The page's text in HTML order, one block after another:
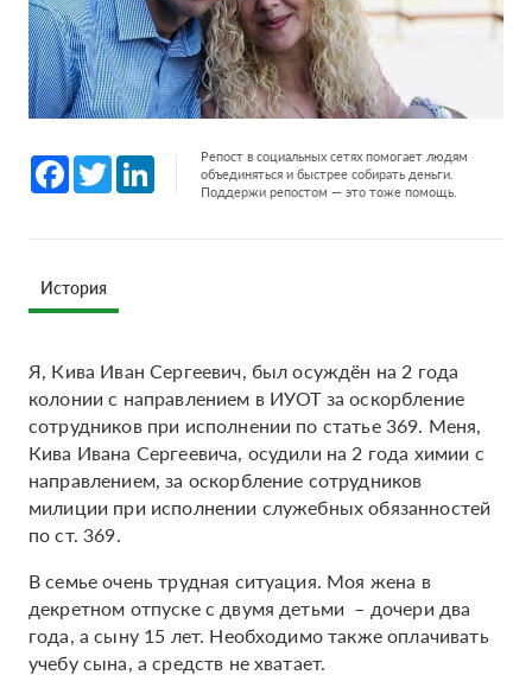
Facebook
Twitter LinkedInРепост в социальных сетях помогает людям
объединяться и быстрее собирать деньги.
Поддержи репостом — это тоже помощь.
История
Я, Кива Иван Сергеевич, был осуждён на 2 года
колонии с направлением в ИУОТ за оскорбление
сотрудников при исполнении по статье 369. Меня,
Кива Ивана Сергеевича, осудили на 2 года химии с
направлением, за оскорбление сотрудников
милиции при исполнении служебных обязанностей
по ст. 369.
В семье очень трудная ситуация. Моя жена в
декретном отпуске с двумя детьми – дочери два
года, а сыну 15 лет. Необходимо также оплачивать
учебу сына, а средств не хватает.